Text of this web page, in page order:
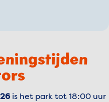
is het park tot 18:00 uur